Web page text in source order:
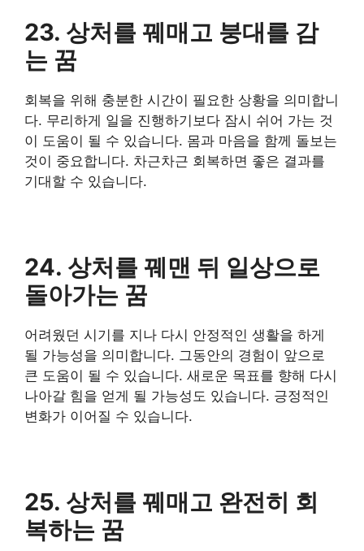
23. 상처를 꿰매고 붕대를 감
는 꿈
회복을 위해 충분한 시간이 필요한 상황을 의미합니
다. 무리하게 일을 진행하기보다 잠시 쉬어 가는 것
이 도움이 될 수 있습니다. 몸과 마음을 함께 돌보는
것이 중요합니다. 차근차근 회복하면 좋은 결과를
기대할 수 있습니다.
24. 상처를 꿰맨 뒤 일상으로
돌아가는 꿈
어려웠던 시기를 지나 다시 안정적인 생활을 하게
될 가능성을 의미합니다. 그동안의 경험이 앞으로
큰 도움이 될 수 있습니다. 새로운 목표를 향해 다시
나아갈 힘을 얻게 될 가능성도 있습니다. 긍정적인
변화가 이어질 수 있습니다.
25. 상처를 꿰매고 완전히 회
복하는 꿈